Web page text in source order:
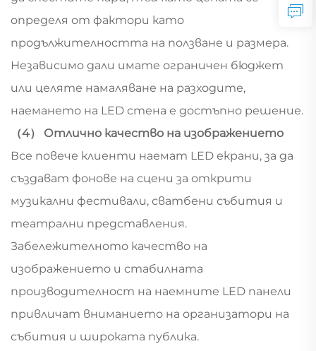
определя от фактори като
продължителността на ползване и размера.
Независимо дали имате ограничен бюджет
или целяте намаляване на разходите,
наемането на LED стена е достъпно решение.
（4） Отлично качество на изображението
Все повече клиенти наемат LED екрани, за да
създават фонове на сцени за открити
музикални фестивали, сватбени събития и
театрални представления.
Забележителното качество на
изображението и стабилната
производителност на наемните LED панели
привличат вниманието на организатори на
събития и широката публика.